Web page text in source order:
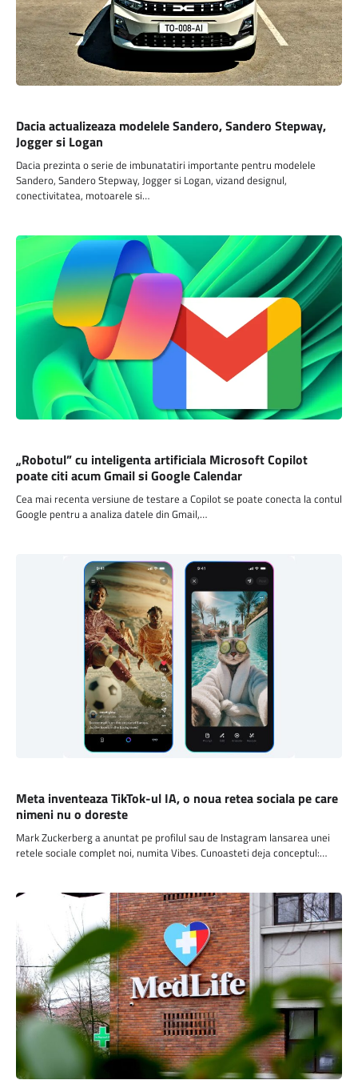
Dacia actualizeaza modelele Sandero, Sandero Stepway,
Jogger si Logan
Dacia prezinta o serie de imbunatatiri importante pentru modelele
Sandero, Sandero Stepway, Jogger si Logan, vizand designul,
conectivitatea, motoarele si…
„Robotul” cu inteligenta artificiala Microsoft Copilot
poate citi acum Gmail si Google Calendar
Cea mai recenta versiune de testare a Copilot se poate conecta la contul
Google pentru a analiza datele din Gmail,…
Meta inventeaza TikTok-ul IA, o noua retea sociala pe care
nimeni nu o doreste
Mark Zuckerberg a anuntat pe profilul sau de Instagram lansarea unei
retele sociale complet noi, numita Vibes. Cunoasteti deja conceptul:…